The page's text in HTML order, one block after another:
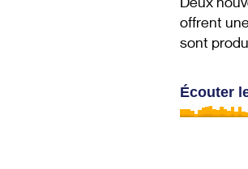
offrent
sont
Écouter